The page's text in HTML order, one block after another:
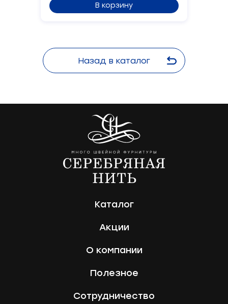
В корзину
Назад в каталог
Каталог
Акции
О компании
Полезное
Сотрудничество